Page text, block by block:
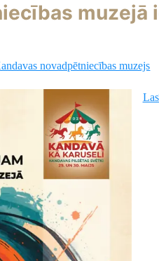
novadpētniecības muzejs